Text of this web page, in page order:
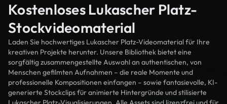
Kostenloses Lukascher Platz-
Stockvideomaterial
Laden Sie hochwertiges Lukascher Platz-Videomaterial für Ihre
kreativen Projekte herunter. Unsere Bibliothek bietet eine
sorgfältig zusammengestellte Auswahl an authentischen, von
Menschen gefilmten Aufnahmen – die reale Momente und
professionelle Kompositionen einfangen – sowie fantasievolle, KI-
generierte Stockclips für animierte Hintergründe und stilisierte